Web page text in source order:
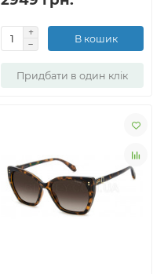
В кошик
Придбати в один клік